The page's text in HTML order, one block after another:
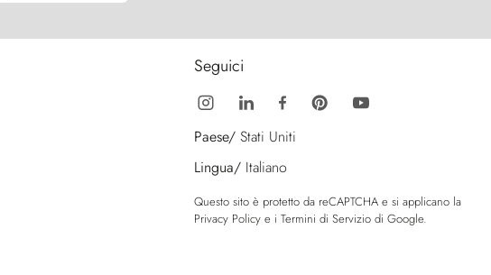
Seguici
Paese/ Stati Uniti
Lingua/ Italiano
Questo sito è protetto da reCAPTCHA e si applicano la
Privacy Policy e i Termini di Servizio di Google.